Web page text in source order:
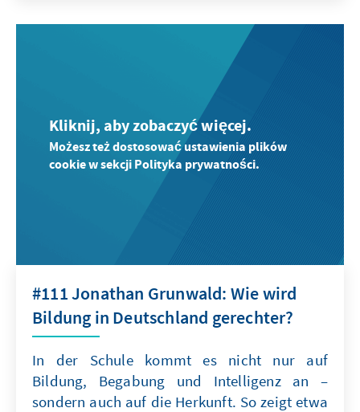
Kliknij, aby zobaczyć więcej.
Możesz też dostosować ustawienia plików
cookie w sekcji Polityka prywatności.
#111 Jonathan Grunwald: Wie wird
Bildung in Deutschland gerechter?
In der Schule kommt es nicht nur auf
Bildung, Begabung und Intelligenz an –
sondern auch auf die Herkunft. So zeigt etwa